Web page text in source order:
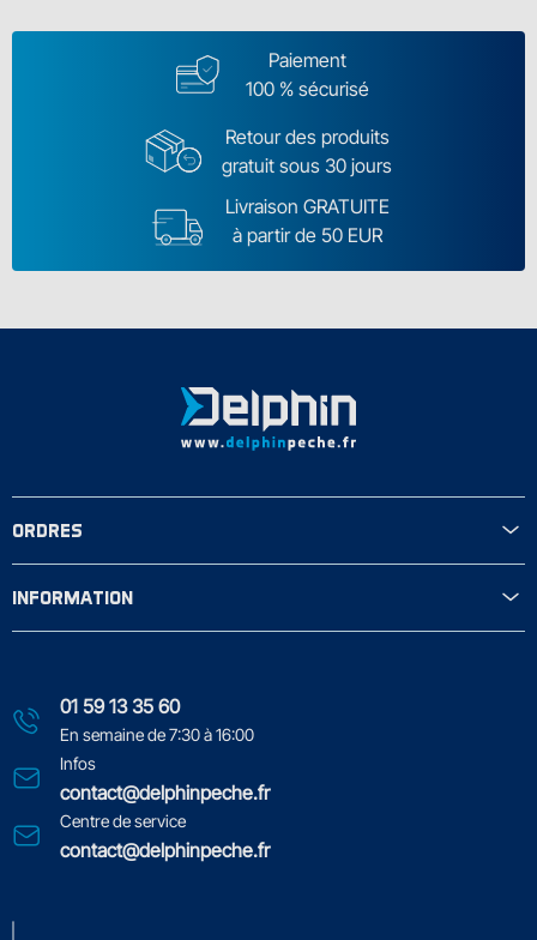
Paiement
100 % sécurisé
Retour des produits
gratuit sous 30 jours
Livraison GRATUITE
à partir de 50 EUR
01 59 13 35 60
En semaine de 7:30 à 16:00
Infos
contact@delphinpeche.fr
Centre de service
contact@delphinpeche.fr
ORDRES
INFORMATION